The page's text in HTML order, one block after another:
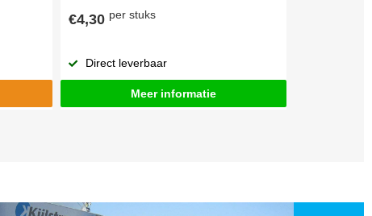
€4,30 per stuks
Direct leverbaar
Meer informatie